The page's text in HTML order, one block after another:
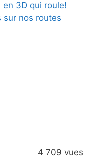
en 3D qui roule!
sur nos routes
4 709 vues